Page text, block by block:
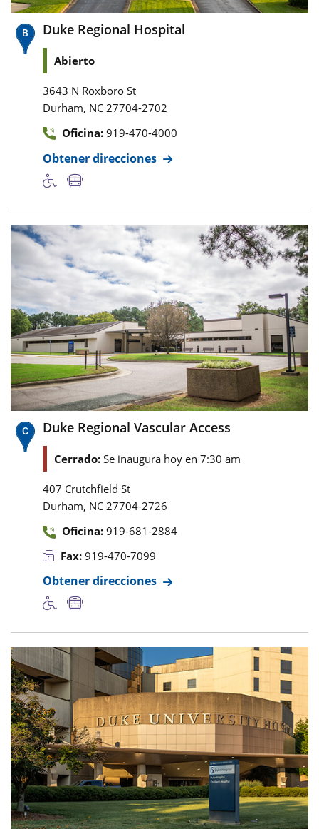
Duke Regional Hospital
Abierto
3643 N Roxboro St
Durham, NC 27704-2702
Oficina: 919-470-4000
Obtener direcciones
Duke Regional Vascular Access
Cerrado: Se inaugura hoy en 7:30 am
407 Crutchfield St
Durham, NC 27704-2726
Oficina: 919-681-2884
Fax: 919-470-7099
Obtener direcciones